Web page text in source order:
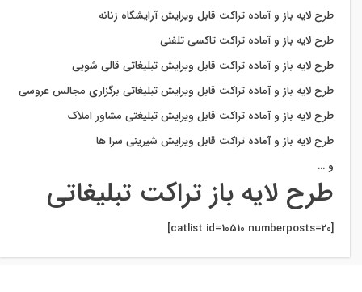
طرح لایه باز و آماده تراکت قابل ویرایش آرایشگاه زنانه
طرح لایه باز و آماده تراکت تاکسی تلفنی
طرح لایه باز و آماده تراکت قابل ویرایش تبلیغاتی قالی شویی
طرح لایه باز و آماده تراکت قابل ویرایش تبلیغاتی برگزاری مجالس عروسی
طرح لایه باز و آماده تراکت قابل ویرایش تبلیغتی مشاور املاک
طرح لایه باز و آماده تراکت قابل ویرایش شیرینی سرا ها
و …
طرح لایه باز تراکت تبلیغاتی
[catlist id=10510 numberposts=20]